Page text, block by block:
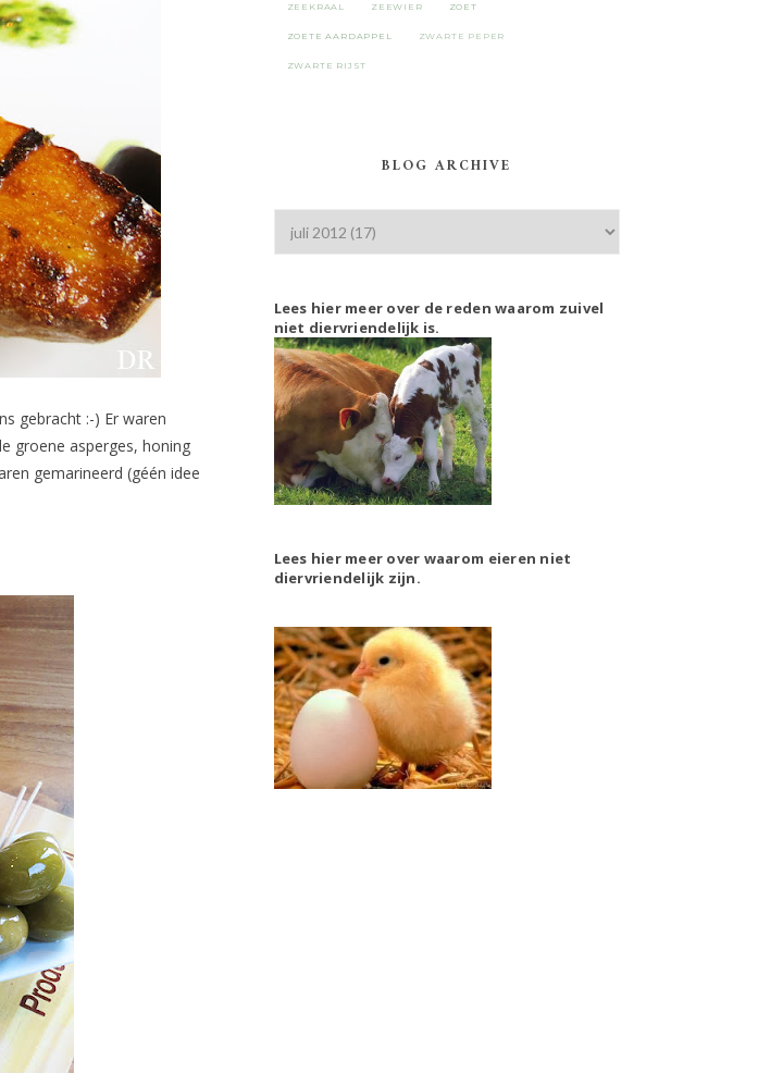
gebracht :-) Er waren
groene asperges, honing
gemarineerd (géén idee
ZEEKRAAL ZEEWIER ZOET
ZOETE AARDAPPEL ZWARTE PEPER
ZWARTE RIJST
BLOG ARCHIVE
Lees hier meer over de reden waarom zuivel
niet diervriendelijk is.
Lees hier meer over waarom eieren niet
diervriendelijk zijn.